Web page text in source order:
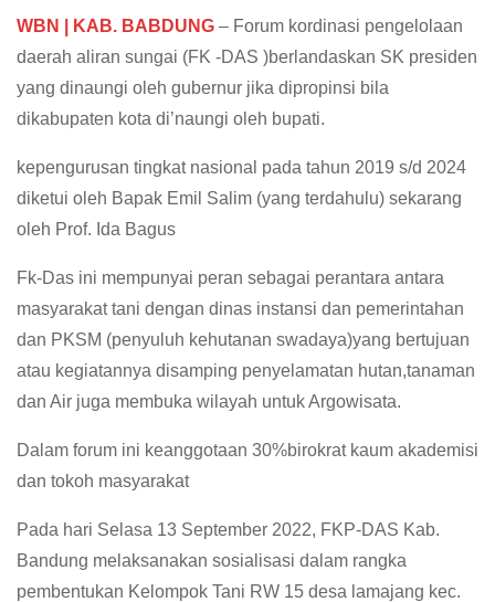
WBN | KAB. BABDUNG – Forum kordinasi pengelolaan
daerah aliran sungai (FK -DAS )berlandaskan SK presiden
yang dinaungi oleh gubernur jika dipropinsi bila
dikabupaten kota di’naungi oleh bupati.
kepengurusan tingkat nasional pada tahun 2019 s/d 2024
diketui oleh Bapak Emil Salim (yang terdahulu) sekarang
oleh Prof. Ida Bagus
Fk-Das ini mempunyai peran sebagai perantara antara
masyarakat tani dengan dinas instansi dan pemerintahan
dan PKSM (penyuluh kehutanan swadaya)yang bertujuan
atau kegiatannya disamping penyelamatan hutan,tanaman
dan Air juga membuka wilayah untuk Argowisata.
Dalam forum ini keanggotaan 30%birokrat kaum akademisi
dan tokoh masyarakat
Pada hari Selasa 13 September 2022, FKP-DAS Kab.
Bandung melaksanakan sosialisasi dalam rangka
pembentukan Kelompok Tani RW 15 desa lamajang kec.